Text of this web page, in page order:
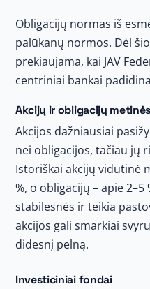
Obligacijų normas iš
palūkanų normos. Dėl
prekiaujama, kai JAV
centriniai bankai
Akcijų ir obligacijų
Akcijos dažniausiai
nei obligacijos, tačiau jų
Istoriškai akcijų vidutinė
%, o obligacijų – apie 2–5
stabilesnės ir teikia
akcijos gali smarkiai
didesnį pelną.
Investiciniai fondai